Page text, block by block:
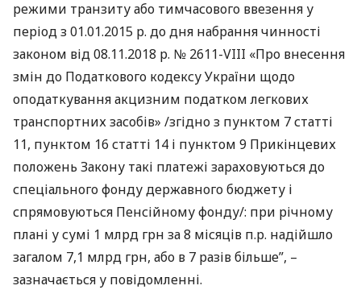
режими транзиту або тимчасового ввезення у
період з 01.01.2015 р. до дня набрання чинності
законом від 08.11.2018 р. № 2611-VIII «Про внесення
змін до Податкового кодексу України щодо
оподаткування акцизним податком легкових
транспортних засобів» /згідно з пунктом 7 статті
11, пунктом 16 статті 14 і пунктом 9 Прикінцевих
положень Закону такі платежі зараховуються до
спеціального фонду державного бюджету і
спрямовуються Пенсійному фонду/: при річному
плані у сумі 1 млрд грн за 8 місяців п.р. надійшло
загалом 7,1 млрд грн, або в 7 разів більше”, –
зазначається у повідомленні.